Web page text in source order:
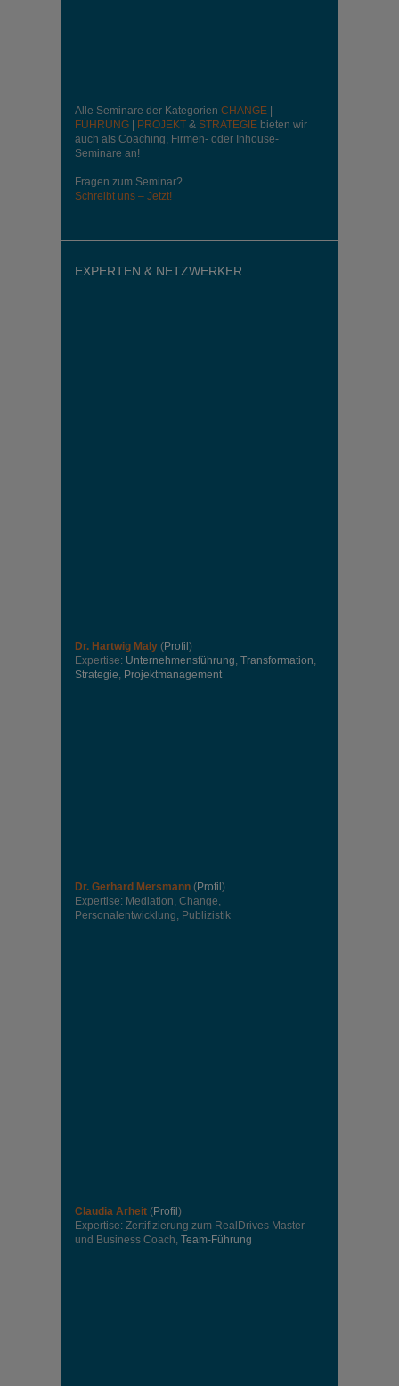
Alle Seminare der Kategorien CHANGE
FÜHRUNG
PROJEKT & STRATEGIE bieten wir
auch als Coaching, Firmen- oder Inhouse-
Seminare an!
Fragen zum Seminar?
Schreibt uns – Jetzt!
EXPERTEN & NETZWERKER
Dr. Hartwig Maly (Profil )
Expertise: Unternehmensführung, Transformation,
Strategie, Projektmanagement
Dr. Gerhard Mersmann (Profil )
Expertise: Mediation, Change,
Personalentwicklung, Publizistik
Claudia Arheit (Profil )
Expertise: Zertifizierung zum RealDrives Master
und Business Coach, Team-Führung